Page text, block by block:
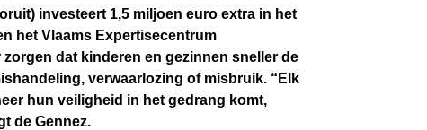
investeert 1,5 miljoen euro extra in het
het Vlaams Expertisecentrum
dat kinderen en gezinnen sneller de
verwaarlozing of misbruik. “Elk
hun veiligheid in het gedrang komt,
de Gennez.